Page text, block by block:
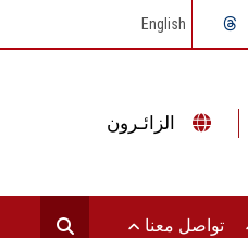
English
تواصل معنا